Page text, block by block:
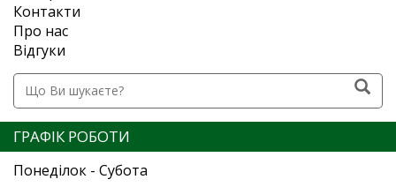
Контакти
Про нас
Відгуки
ГРАФІК РОБОТИ
Понеділок - Субота